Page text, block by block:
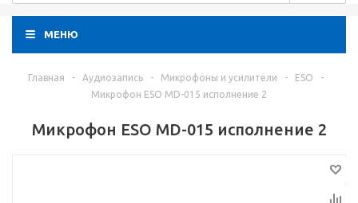
МЕНЮ
Главная - Аудиозапись - Микрофоны и усилители - ESO
-
Микрофон ESO MD-015 исполнение 2
Микрофон ESO MD-015 исполнение 2